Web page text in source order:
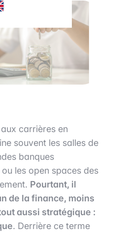
carrières en
souvent les salles de
banques
les open spaces des
Pourtant, il
de la finance, moins
aussi stratégique :
. Derrière ce terme